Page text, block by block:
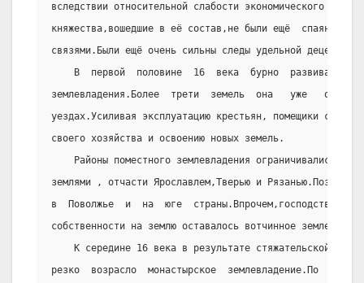
вследствии относительной слабости экономического
княжества,вошедшие в её состав,не были ещё  спаяны
связями.Были ещё очень сильны следы удельной
В  первой  половине  16  века  бурно  развивалась
землевладения.Более  трети  земель  она   уже
уездах.Усиливая эксплуатацию крестьян, помещики
своего хозяйства и освоению новых земель.
Районы поместного землевладения ограничивались
землями , отчасти Ярославлем,Тверью и Рязанью.Позднее
в  Поволжье  и  на  юге
собственности на землю оставалось вотчинное
К середине 16 века в результате стяжательской
резко  возрасло  монастырское  землевладение.По